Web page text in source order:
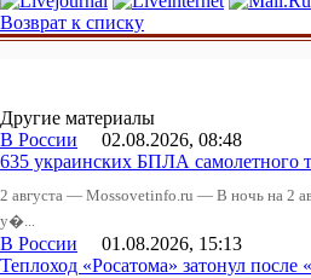
Возврат к списку
Другие материалы
В России 02.08.2026, 08:48
635 украинских БПЛА
2 августа — Mossovetinfo.ru — В ночь на 2
у�...
В России 01.08.2026, 15:13
Теплоход «Росатома» затонул после